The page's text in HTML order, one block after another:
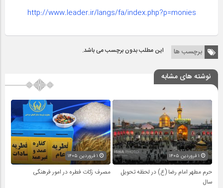
http://www.leader.ir/langs/fa/index.php?p=monies
برچسب ها این مطلب بدون برچسب می باشد.
نوشته های مشابه
حرم مطهر امام رضا (ع) در لحظه تحویل
سال
مصرف زکات فطره در امور فرهنگی